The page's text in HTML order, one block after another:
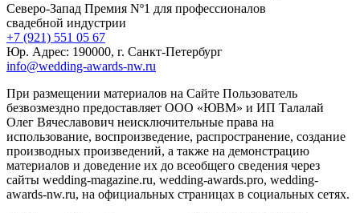
Северо-Запад Премия Nº1 для профессионалов
свадебной индустрии
+7 (921) 551 05 67
Юр. Адрес: 190000, г. Санкт-Петербург
info@wedding-awards-nw.ru
При размещении материалов на Сайте Пользователь
безвозмездно предоставляет ООО «ЮВМ» и ИП Талалай
Олег Вячеславович неисключительные права на
использование, воспроизведение, распространение, создание
производных произведений, а также на демонстрацию
материалов и доведение их до всеобщего сведения через
сайты wedding-magazine.ru, wedding-awards.pro, wedding-
awards-nw.ru, на официальных страницах в социальных сетях.